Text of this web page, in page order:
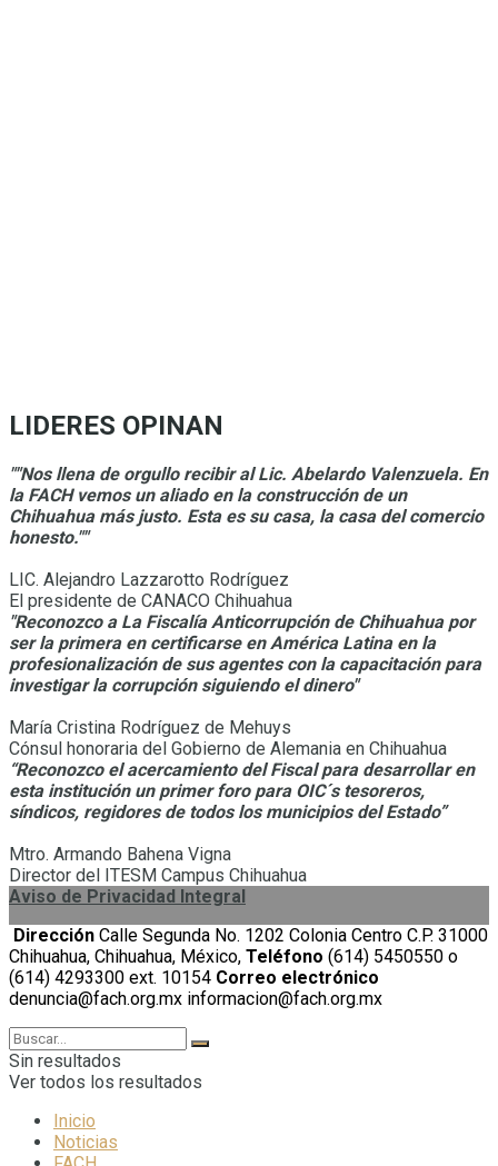
LIDERES OPINAN
""Nos llena de orgullo recibir al Lic. Abelardo Valenzuela. En
la FACH vemos un aliado en la construcción de un
Chihuahua más justo. Esta es su casa, la casa del comercio
honesto.""
LIC. Alejandro Lazzarotto Rodríguez
El presidente de CANACO Chihuahua
"Reconozco a La Fiscalía Anticorrupción de Chihuahua por
ser la primera en certificarse en América Latina en la
profesionalización de sus agentes con la capacitación para
investigar la corrupción siguiendo el dinero"
María Cristina Rodríguez de Mehuys
Cónsul honoraria del Gobierno de Alemania en Chihuahua
“Reconozco el acercamiento del Fiscal para desarrollar en
esta institución un primer foro para OIC´s tesoreros,
síndicos, regidores de todos los municipios del Estado”
Mtro. Armando Bahena Vigna
Director del ITESM Campus Chihuahua
Aviso de Privacidad Integral
Dirección Calle Segunda No. 1202 Colonia Centro C.P. 31000
Chihuahua, Chihuahua, México, Teléfono (614) 5450550 o
(614) 4293300 ext. 10154 Correo electrónico
denuncia@fach.org.mx informacion@fach.org.mx
Sin resultados
Ver todos los resultados
Inicio
Noticias